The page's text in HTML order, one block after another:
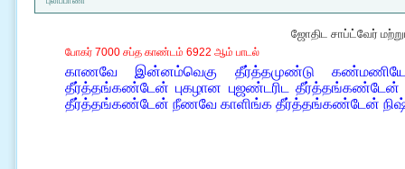
ஜோதிட சாப்ட்வேர்
போகர் 7000 சப்த காண்டம் 6922 ஆம் பாடல்
காணவே இன்னம்வெகு தீர்த்தமுண்டு
தீர்த்தங்கண்டேன் புகழான புஜண்டரிட தீர்த்தங்கண்டேன்
தீர்த்தங்கண்டேன் நீணவே காளிங்க தீர்த்தங்கண்டேன்